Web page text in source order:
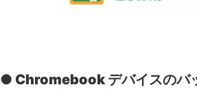
● Chromebook デバイスのバ